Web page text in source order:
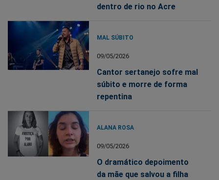
dentro de rio no Acre
MAL SÚBITO
09/05/2026
Cantor sertanejo sofre mal
súbito e morre de forma
repentina
ALANA ROSA
09/05/2026
O dramático depoimento
da mãe que salvou a filha